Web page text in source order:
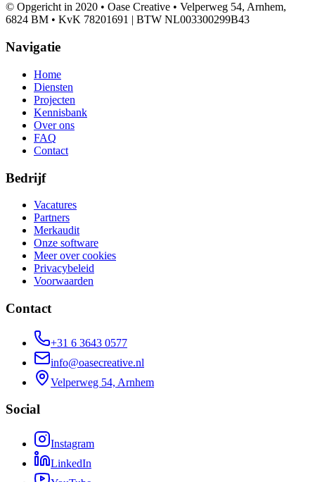
© Opgericht in 2020 • Oase Creative • Velperweg 54, Arnhem,
6824 BM • KvK 78201691 | BTW NL003300299B43
Navigatie
Home
Diensten
Projecten
Kennisbank
Over ons
FAQ
Contact
Bedrijf
Vacatures
Partners
Merkaudit
Onze software
Meer over cookies
Privacybeleid
Voorwaarden
Contact
+31 6 3643 0577
info@oasecreative.nl
Velperweg 54, Arnhem
Social
Instagram
LinkedIn